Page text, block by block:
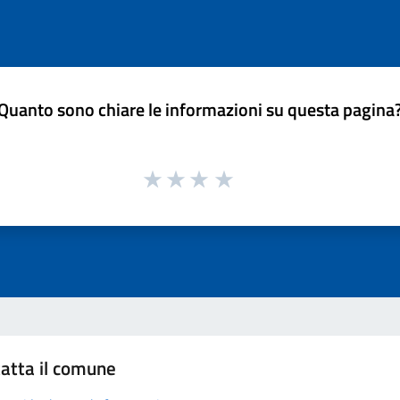
sono chiare le informazioni su questa
il comune